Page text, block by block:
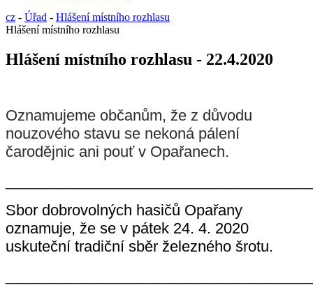
cz - Úřad - Hlášení místního rozhlasu
Hlášení místního rozhlasu
Hlášení místního rozhlasu - 22.4.2020
Oznamujeme občanům, že z důvodu
nouzového stavu se nekoná pálení
čarodějnic ani pouť v Opařanech.
Sbor dobrovolných hasičů Opařany
oznamuje, že se v pátek 24. 4. 2020
uskuteční tradiční sběr železného šrotu.